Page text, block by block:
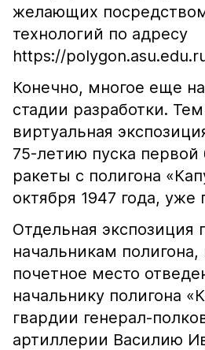
желающих
технологий по адресу
https://
Конечно, многое еще
стадии разработки.
виртуальная
75-летию пуска первой
ракеты с полигона
октября 1947 года, уже
Отдельная экспозиция
начальникам полигона,
почетное место
начальнику полигона
гвардии генерал-
артиллерии Василию